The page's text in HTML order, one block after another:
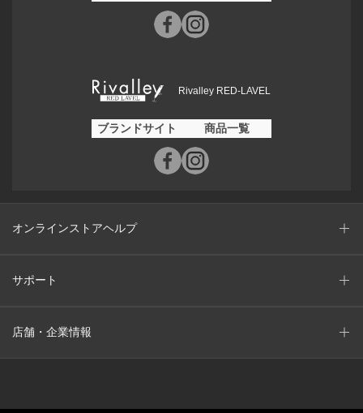
Rivalley RED-LAVEL
ブランドサイト 商品一覧
オンラインストアヘルプ
サポート
店舗・企業情報